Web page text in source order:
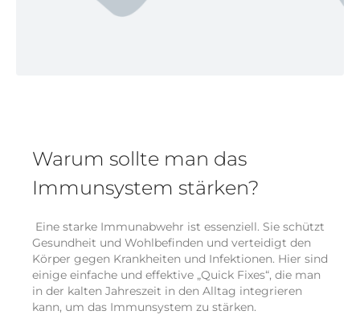
Warum sollte man das
Immunsystem stärken?
Eine starke Immunabwehr ist essenziell. Sie schützt
Gesundheit und Wohlbefinden und verteidigt den
Körper gegen Krankheiten und Infektionen. Hier sind
einige einfache und effektive „Quick Fixes“, die man
in der kalten Jahreszeit in den Alltag integrieren
kann, um das Immunsystem zu stärken.